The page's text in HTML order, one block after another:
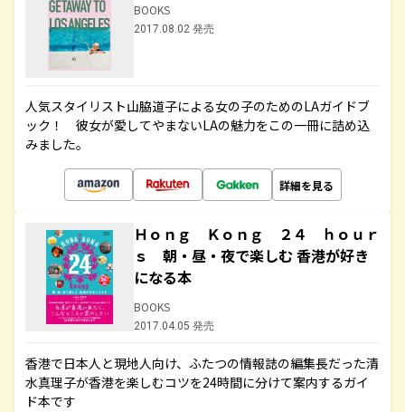
BOOKS
2017.08.02 発売
人気スタイリスト山脇道子による女の子のためのLAガイドブ
ック！ 彼女が愛してやまないLAの魅力をこの一冊に詰め込
みました。
詳細を見る
Ｈｏｎｇ Ｋｏｎｇ ２４ ｈｏｕｒ
ｓ 朝・昼・夜で楽しむ 香港が好き
になる本
BOOKS
2017.04.05 発売
香港で日本人と現地人向け、ふたつの情報誌の編集長だった清
水真理子が香港を楽しむコツを24時間に分けて案内するガイ
ド本です